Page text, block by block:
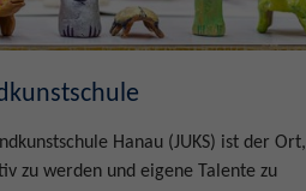
Hanau (JUKS) ist der Ort,
zu werden und eigene Talente zu